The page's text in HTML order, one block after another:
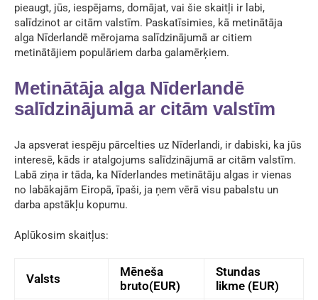
pieaugt, jūs, iespējams, domājat, vai šie skaitļi ir labi,
salīdzinot ar citām valstīm. Paskatīsimies, kā metinātāja
alga Nīderlandē mērojama salīdzinājumā ar citiem
metinātājiem populāriem darba galamērķiem.
Metinātāja alga Nīderlandē
salīdzinājumā ar citām valstīm
Ja apsverat iespēju pārcelties uz Nīderlandi, ir dabiski, ka jūs
interesē, kāds ir atalgojums salīdzinājumā ar citām valstīm.
Labā ziņa ir tāda, ka Nīderlandes metinātāju algas ir vienas
no labākajām Eiropā, īpaši, ja ņem vērā visu pabalstu un
darba apstākļu kopumu.
Aplūkosim skaitļus:
Valsts
Mēneša
bruto(EUR)
Stundas
likme (EUR)